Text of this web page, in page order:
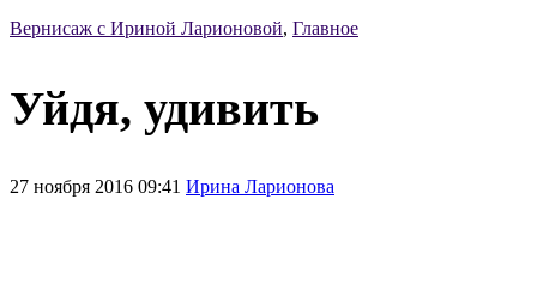
Вернисаж с Ириной Ларионовой, Главное
Уйдя, удивить
27 ноября 2016 09:41 Ирина Ларионова